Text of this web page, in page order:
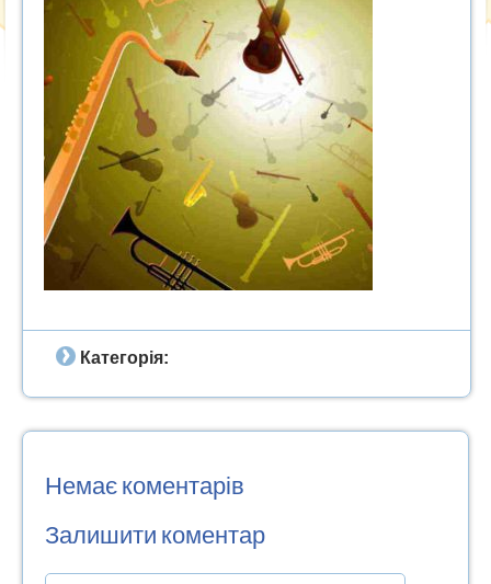
Категорія:
Немає коментарів
Залишити коментар